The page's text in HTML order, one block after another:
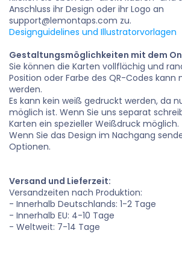
Anschluss ihr Design oder ihr Logo an
support@lemontaps.com zu.
Designguidelines und Illustratorvorlagen
Gestaltungsmöglichkeiten mit dem
Sie können die Karten vollflächig und
Position oder Farbe des QR-Codes
werden.
Es kann kein weiß gedruckt werden, da
möglich ist. Wenn Sie uns separat
Karten ein spezieller Weißdruck möglich.
Wenn Sie das Design im Nachgang
Optionen.
Versand und Lieferzeit:
Versandzeiten nach Produktion:
- Innerhalb Deutschlands: 1-2 Tage
- Innerhalb EU: 4-10 Tage
- Weltweit: 7-14 Tage